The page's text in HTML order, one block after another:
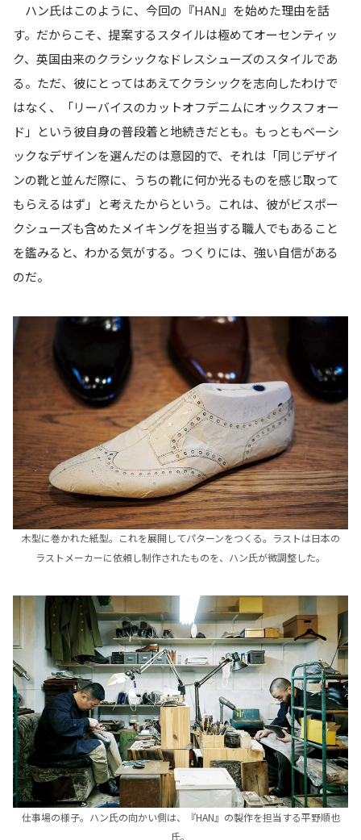
ハン氏はこのように、今回の『HAN』を始めた理由を話
す。だからこそ、提案するスタイルは極めてオーセンティッ
ク、英国由来のクラシックなドレスシューズのスタイルであ
る。ただ、彼にとってはあえてクラシックを志向したわけで
はなく、「リーバイスのカットオフデニムにオックスフォー
ド」という彼自身の普段着と地続きだとも。もっともベーシ
ックなデザインを選んだのは意図的で、それは「同じデザイ
ンの靴と並んだ際に、うちの靴に何か光るものを感じ取って
もらえるはず」と考えたからという。これは、彼がビスポー
クシューズも含めたメイキングを担当する職人でもあること
を鑑みると、わかる気がする。つくりには、強い自信がある
のだ。
木型に巻かれた紙型。これを展開してパターンをつくる。ラストは日本の
ラストメーカーに依頼し制作されたものを、ハン氏が微調整した。
仕事場の様子。ハン氏の向かい側は、『HAN』の製作を担当する平野順也
氏。